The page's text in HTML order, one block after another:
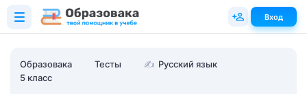
Образовака Тесты ✍ Русский язык
5 класс
Вход